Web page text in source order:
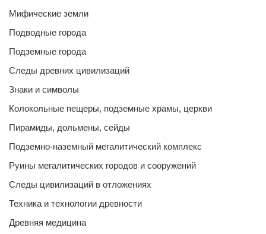
Мифические земли
Подводные города
Подземные города
Следы древних цивилизаций
Знаки и символы
Колокольные пещеры, подземные храмы, церкви
Пирамиды, дольмены, сейды
Подземно-наземный мегалитический комплекс
Руины мегалитических городов и сооружений
Следы цивилизаций в отложениях
Техника и технологии древности
Древняя медицина